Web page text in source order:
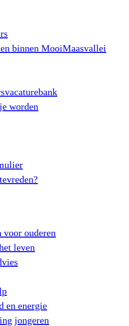
binnen MooiMaasvallei
worden
ouderen
leven
en energie
jongeren